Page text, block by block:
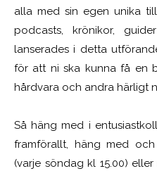
alla med sin egen unika
podcasts, krönikor,
lanserades i detta
för att ni ska kunna få en
hårdvara och andra härligt
Så häng med i
framförallt, häng med
(varje söndag kl 15.00)